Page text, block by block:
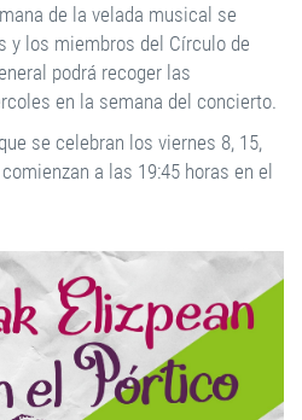
de la velada musical se
y los miembros del Círculo de
podrá recoger las
en la semana del concierto.
se celebran los viernes 8, 15,
a las 19:45 horas en el